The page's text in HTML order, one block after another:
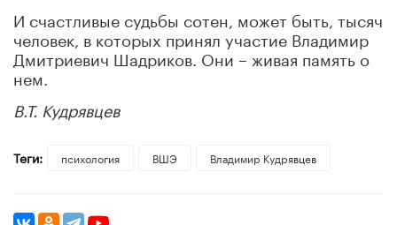
И счастливые судьбы сотен, может быть, тысяч
человек, в которых принял участие Владимир
Дмитриевич Шадриков. Они – живая память о
нем.
В.Т. Кудрявцев
Теги: психология ВШЭ Владимир Кудрявцев